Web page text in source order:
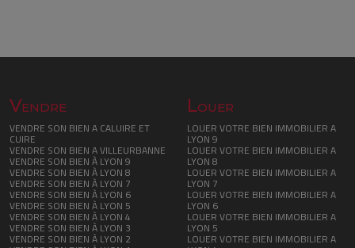
Vendre
VENDRE SON BIEN A CALUIRE ET
CUIRE
VENDRE SON BIEN A VILLEURBANNE
VENDRE SON BIEN À LYON 9
VENDRE SON BIEN À LYON 8
VENDRE SON BIEN À LYON 7
VENDRE SON BIEN À LYON 6
VENDRE SON BIEN À LYON 5
VENDRE SON BIEN À LYON 4
VENDRE SON BIEN À LYON 3
VENDRE SON BIEN À LYON 2
Louer
LOUER VOTRE BIEN IMMOBILIER A
LYON 9
LOUER VOTRE BIEN IMMOBILIER A
LYON 8
LOUER VOTRE BIEN IMMOBILIER A
LYON 7
LOUER VOTRE BIEN IMMOBILIER A
LYON 6
LOUER VOTRE BIEN IMMOBILIER A
LYON 5
LOUER VOTRE BIEN IMMOBILIER A